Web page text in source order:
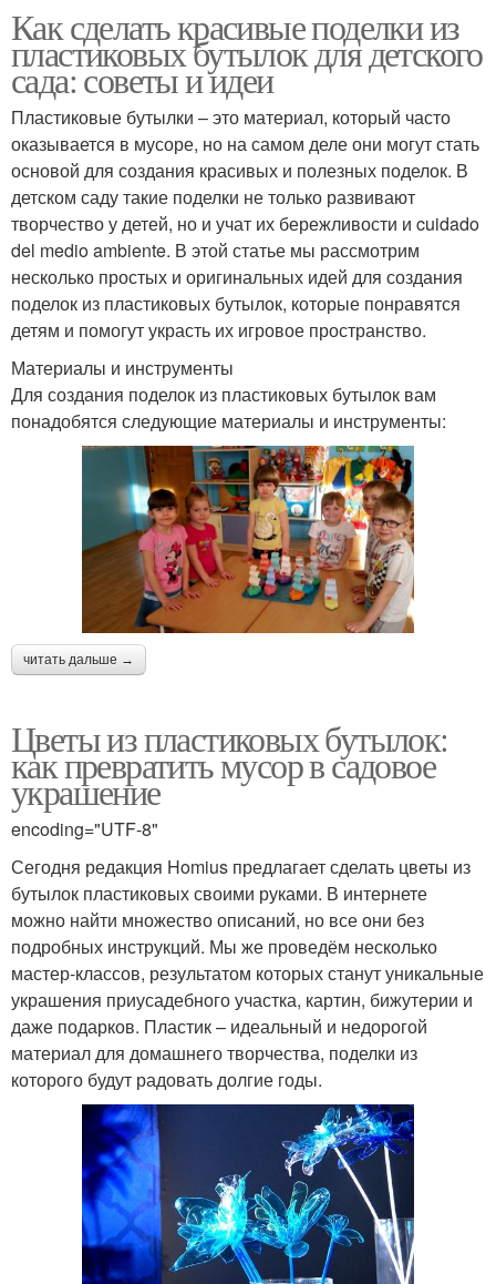
Как сделать красивые поделки из
пластиковых бутылок для детского
сада: советы и идеи
Пластиковые бутылки – это материал, который часто
оказывается в мусоре, но на самом деле они могут стать
основой для создания красивых и полезных поделок. В
детском саду такие поделки не только развивают
творчество у детей, но и учат их бережливости и cuidado
del medio ambiente. В этой статье мы рассмотрим
несколько простых и оригинальных идей для создания
поделок из пластиковых бутылок, которые понравятся
детям и помогут украсть их игровое пространство.
Материалы и инструменты
Для создания поделок из пластиковых бутылок вам
понадобятся следующие материалы и инструменты:
читать дальше →
Цветы из пластиковых бутылок:
как превратить мусор в садовое
украшение
encoding="UTF-8"
Сегодня редакция Homius предлагает сделать цветы из
бутылок пластиковых своими руками. В интернете
можно найти множество описаний, но все они без
подробных инструкций. Мы же проведём несколько
мастер-классов, результатом которых станут уникальные
украшения приусадебного участка, картин, бижутерии и
даже подарков. Пластик – идеальный и недорогой
материал для домашнего творчества, поделки из
которого будут радовать долгие годы.